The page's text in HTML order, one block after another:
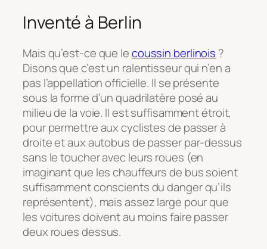
Inventé à Berlin
Mais qu’est-ce que lecoussin berlinois ?
Disons que c’est un ralentisseur qui n’en a
pas l’appellation officielle. Il se présente
sous la forme d’un quadrilatère posé au
milieu de la voie. Il est suffisamment étroit,
pour permettre aux cyclistes de passer à
droite et aux autobus de passer par-dessus
sans le toucher avec leurs roues (en
imaginant que les chauffeurs de bus soient
suffisamment conscients du danger qu’ils
représentent), mais assez large pour que
les voitures doivent au moins faire passer
deux roues dessus.